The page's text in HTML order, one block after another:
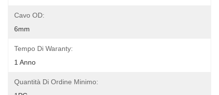
Cavo OD:
6mm
Tempo Di Waranty:
1 Anno
Quantità Di Ordine Minimo: